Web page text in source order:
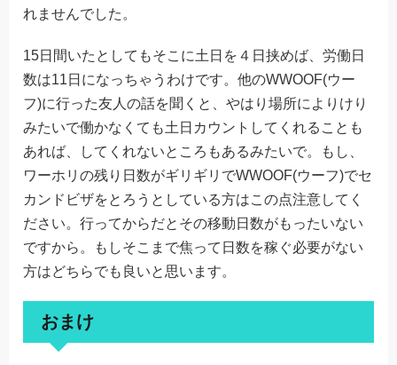
れませんでした。
15日間いたとしてもそこに土日を４日挟めば、労働日
数は11日になっちゃうわけです。他のWWOOF(ウー
フ)に行った友人の話を聞くと、やはり場所によりけり
みたいで働かなくても土日カウントしてくれることも
あれば、してくれないところもあるみたいで。もし、
ワーホリの残り日数がギリギリでWWOOF(ウーフ)でセ
カンドビザをとろうとしている方はこの点注意してく
ださい。行ってからだとその移動日数がもったいない
ですから。もしそこまで焦って日数を稼ぐ必要がない
方はどちらでも良いと思います。
おまけ